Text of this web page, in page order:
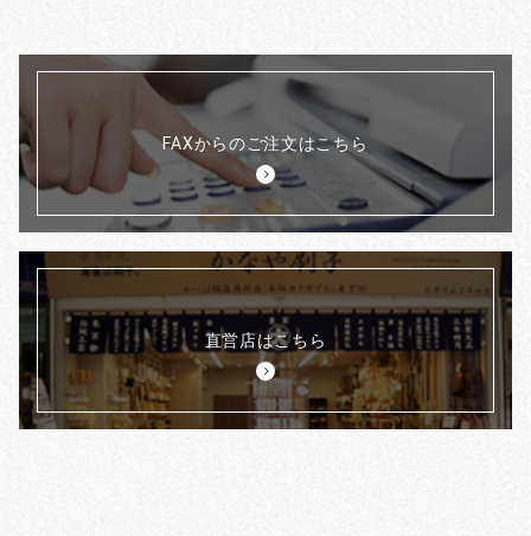
FAXからのご注文はこちら
直営店はこちら